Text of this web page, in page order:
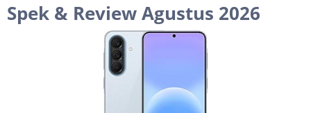
Spek & Review Agustus 2026